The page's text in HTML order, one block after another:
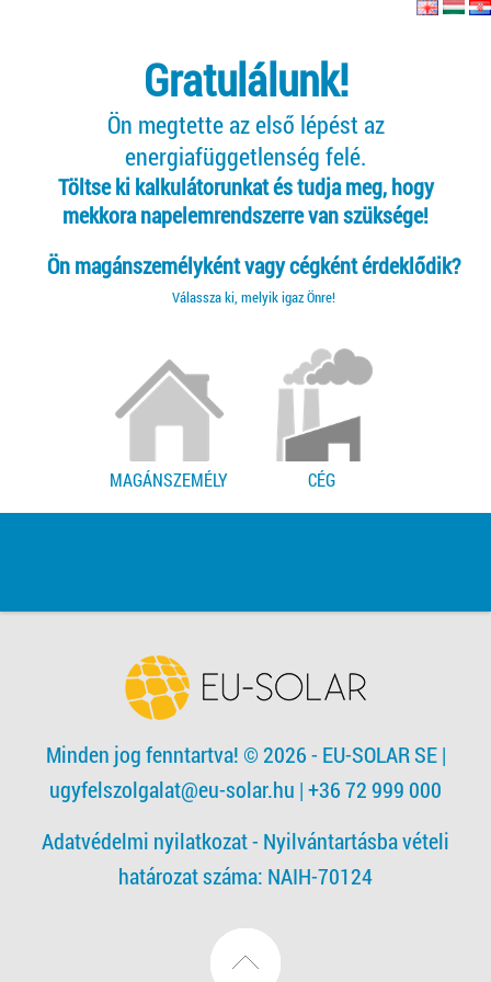
Gratulálunk!
Ön megtette az első lépést az
energiafüggetlenség felé.
Töltse ki kalkulátorunkat és tudja meg, hogy
mekkora napelemrendszerre van szüksége!
Ön magánszemélyként vagy cégként érdeklődik?
Válassza ki, melyik igaz Önre!
MAGÁNSZEMÉLY CÉG
Minden jog fenntartva! © 2026 - EU-SOLAR SE|
ugyfelszolgalat@eu-solar.hu | +36 72 999 000
Adatvédelmi nyilatkozat - Nyilvántartásba vételi
határozat száma: NAIH-70124